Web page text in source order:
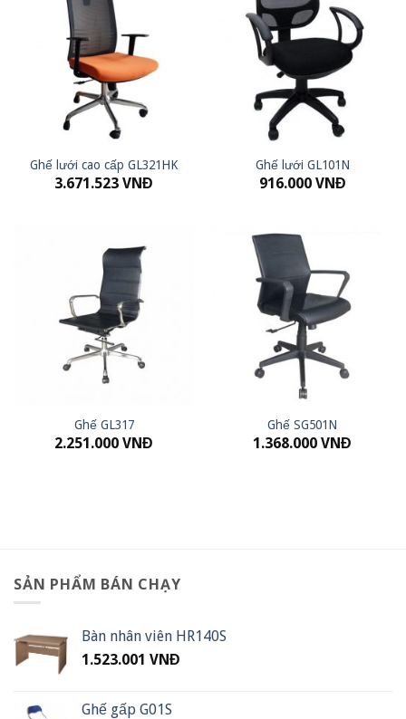
Ghế lưới cao cấp GL321HK
3.671.523 VNĐ
Ghế lưới GL101N
916.000 VNĐ
Ghế GL317
2.251.000 VNĐ
Ghế SG501N
1.368.000 VNĐ
SẢN PHẨM BÁN CHẠY
Bàn nhân viên HR140S
1.523.001 VNĐ
Ghế gấp G01S